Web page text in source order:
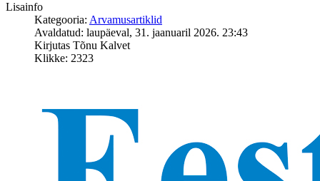
Lisainfo
Kategooria: Arvamusartiklid
Avaldatud: laupäeval, 31. jaanuaril 2026. 23:43
Kirjutas Tõnu Kalvet
Klikke: 2323